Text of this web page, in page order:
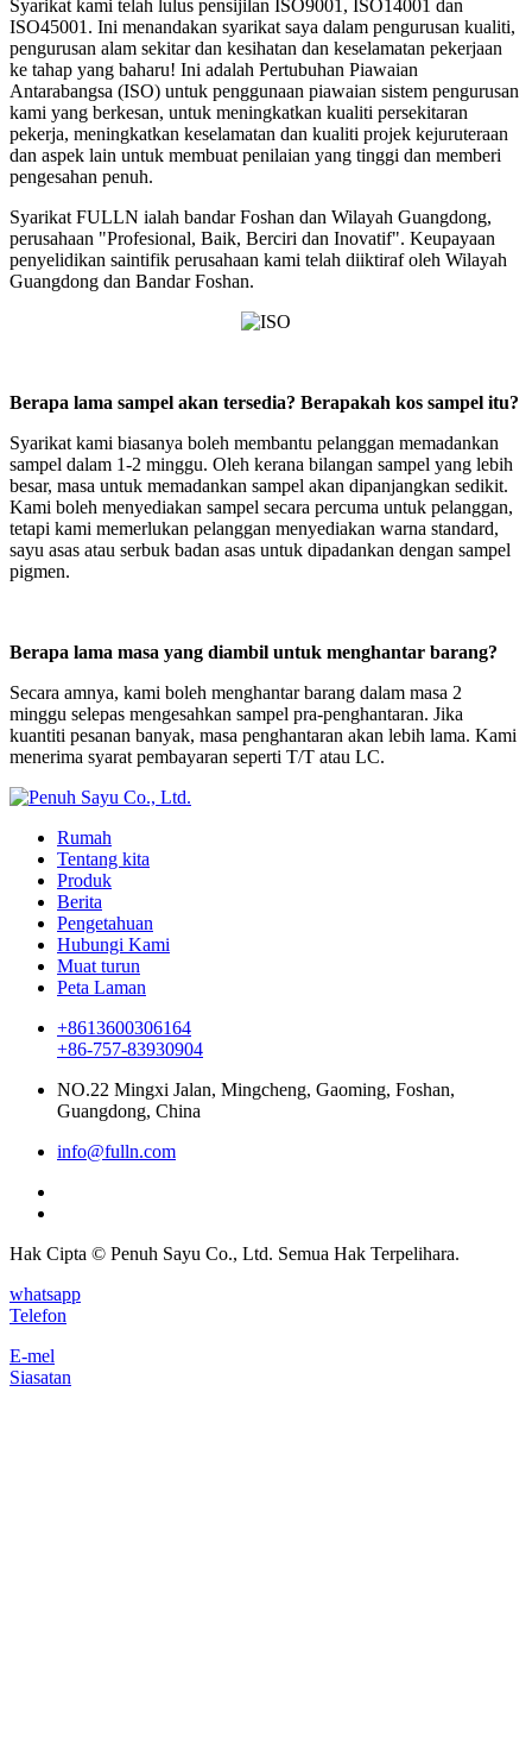
Syarikat kami telah lulus pensijilan ISO9001, ISO14001 dan
ISO45001. Ini menandakan syarikat saya dalam pengurusan kualiti,
pengurusan alam sekitar dan kesihatan dan keselamatan pekerjaan
ke tahap yang baharu! Ini adalah Pertubuhan Piawaian
Antarabangsa (ISO) untuk penggunaan piawaian sistem pengurusan
kami yang berkesan, untuk meningkatkan kualiti persekitaran
pekerja, meningkatkan keselamatan dan kualiti projek kejuruteraan
dan aspek lain untuk membuat penilaian yang tinggi dan memberi
pengesahan penuh.
Syarikat FULLN ialah bandar Foshan dan Wilayah Guangdong,
perusahaan "Profesional, Baik, Berciri dan Inovatif". Keupayaan
penyelidikan saintifik perusahaan kami telah diiktiraf oleh Wilayah
Guangdong dan Bandar Foshan.
Berapa lama sampel akan tersedia? Berapakah kos sampel itu?
Syarikat kami biasanya boleh membantu pelanggan memadankan
sampel dalam 1-2 minggu. Oleh kerana bilangan sampel yang lebih
besar, masa untuk memadankan sampel akan dipanjangkan sedikit.
Kami boleh menyediakan sampel secara percuma untuk pelanggan,
tetapi kami memerlukan pelanggan menyediakan warna standard,
sayu asas atau serbuk badan asas untuk dipadankan dengan sampel
pigmen.
Berapa lama masa yang diambil untuk menghantar barang?
Secara amnya, kami boleh menghantar barang dalam masa 2
minggu selepas mengesahkan sampel pra-penghantaran. Jika
kuantiti pesanan banyak, masa penghantaran akan lebih lama. Kami
menerima syarat pembayaran seperti T/T atau LC.
Rumah
Tentang kita
Produk
Berita
Pengetahuan
Hubungi Kami
Muat turun
Peta Laman
+8613600306164
+86-757-83930904
NO.22 Mingxi Jalan, Mingcheng, Gaoming, Foshan,
Guangdong, China
info@fulln.com
Hak Cipta © Penuh Sayu Co., Ltd. Semua Hak Terpelihara.
whatsapp
Telefon
E-mel
Siasatan